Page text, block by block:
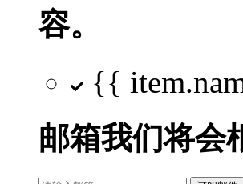
容。
{{
邮箱我们将会